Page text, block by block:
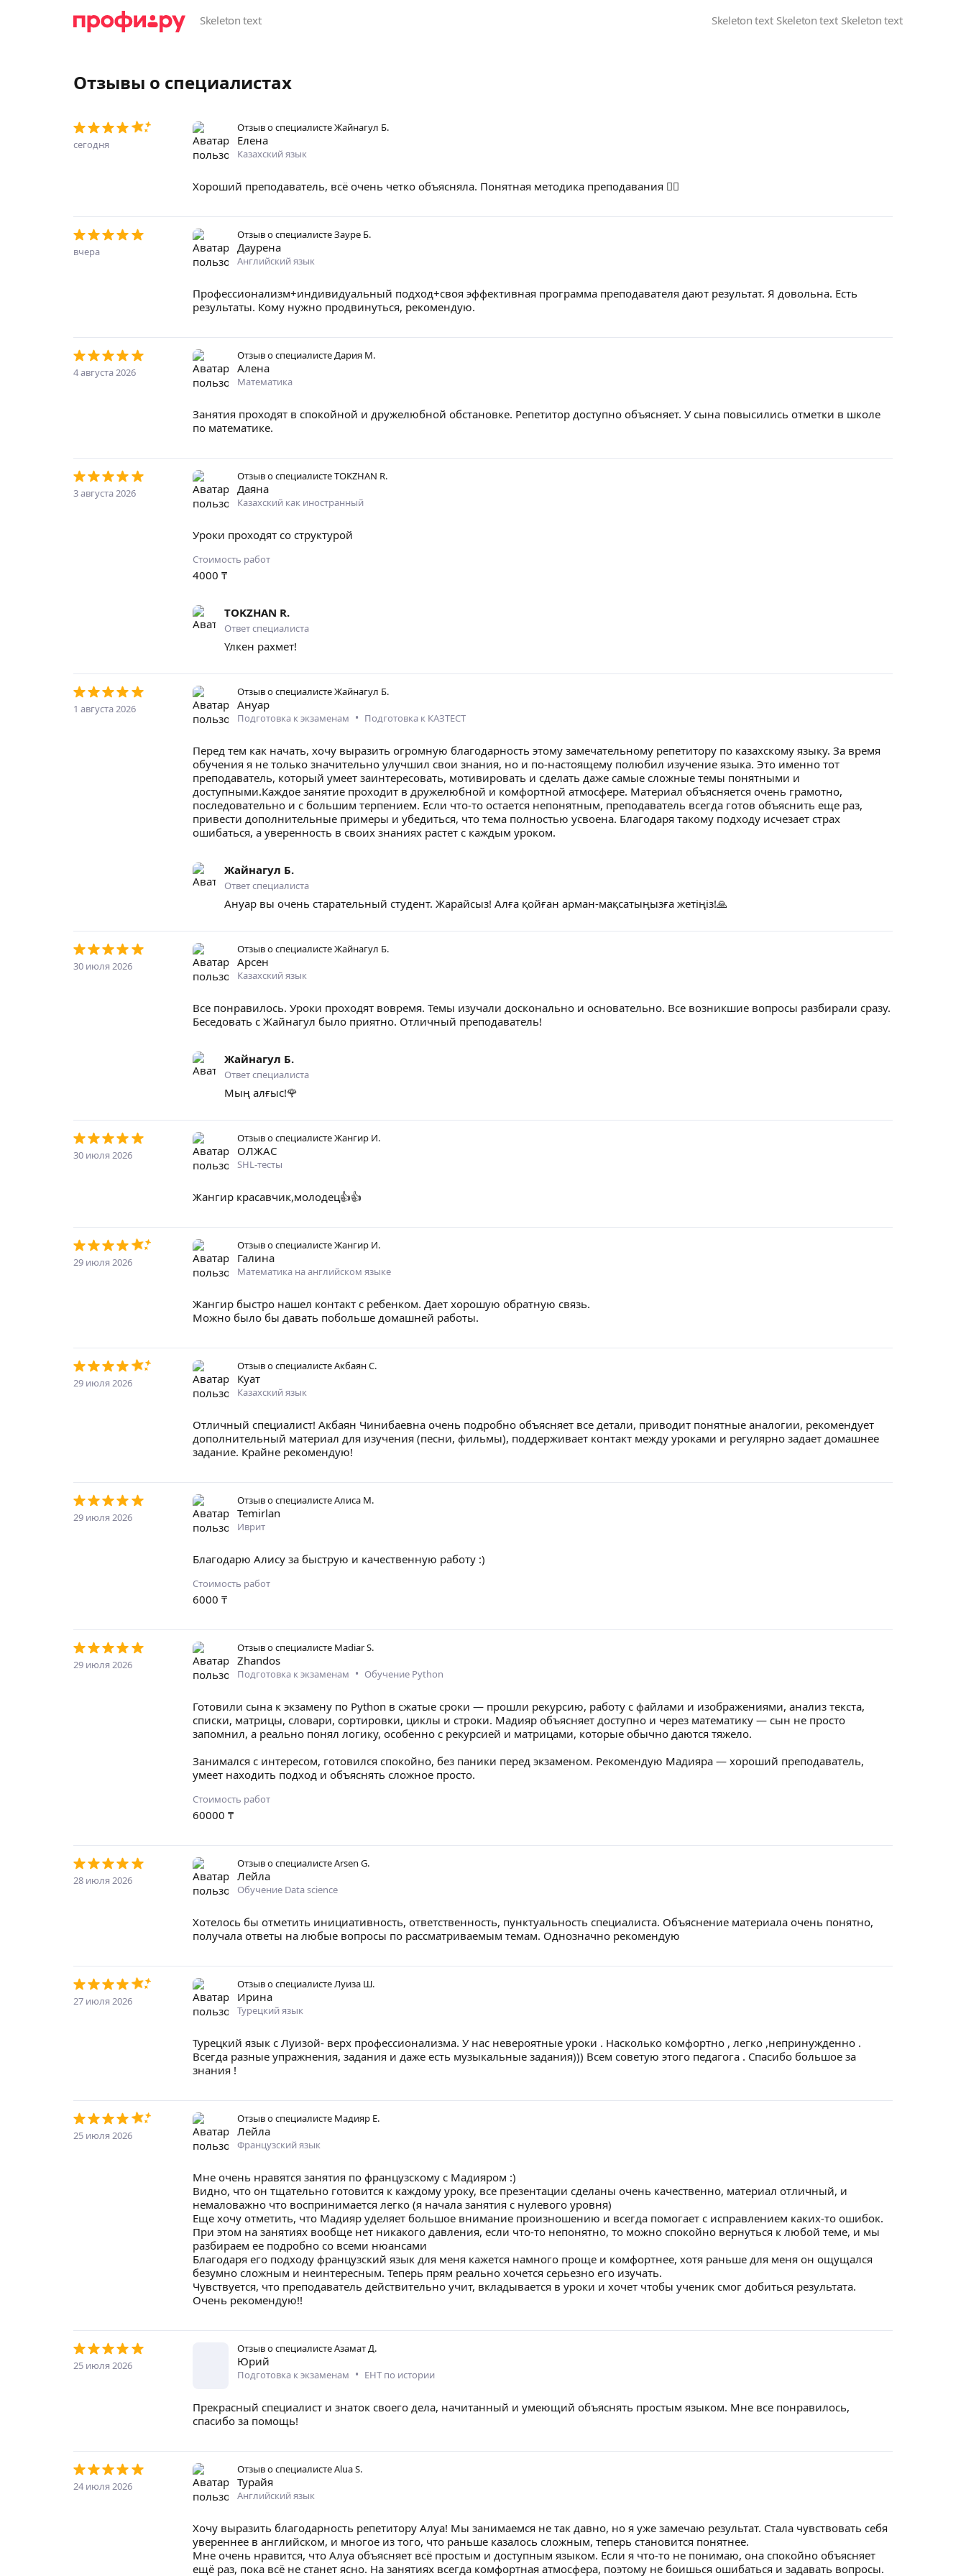
Отзывы о специалистах
сегодня
Отзыв о специалистеЖайнагул Б.
Елена
Казахский язык
Хороший преподаватель, всё очень четко объясняла. Понятная методика преподавания 👍🏻
вчера
Отзыв о специалистеЗауре Б.
Даурена
Английский язык
Профессионализм+индивидуальный подход+своя эффективная программа преподавателя дают результат. Я довольна. Есть
результаты. Кому нужно продвинуться, рекомендую.
4 августа 2026
Отзыв о специалистеДария М.
Алена
Математика
Занятия проходят в спокойной и дружелюбной обстановке. Репетитор доступно объясняет. У сына повысились отметки в школе
по математике.
3 августа 2026
Отзыв о специалистеTOKZHAN R.
Даяна
Казахский как иностранный
Уроки проходят со структурой
Стоимость работ
4000 ₸
TOKZHAN R.
Ответ специалиста
Үлкен рахмет!
1 августа 2026
Отзыв о специалистеЖайнагул Б.
Ануар
Подготовка к экзаменам • Подготовка к КАЗТЕСТ
Перед тем как начать, хочу выразить огромную благодарность этому замечательному репетитору по казахскому языку. За время
обучения я не только значительно улучшил свои знания, но и по-настоящему полюбил изучение языка. Это именно тот
преподаватель, который умеет заинтересовать, мотивировать и сделать даже самые сложные темы понятными и
доступными.Каждое занятие проходит в дружелюбной и комфортной атмосфере. Материал объясняется очень грамотно,
последовательно и с большим терпением. Если что-то остается непонятным, преподаватель всегда готов объяснить еще раз,
привести дополнительные примеры и убедиться, что тема полностью усвоена. Благодаря такому подходу исчезает страх
ошибаться, а уверенность в своих знаниях растет с каждым уроком.
Жайнагул Б.
Ответ специалиста
Ануар вы очень старательный студент. Жарайсыз! Алға қойған арман-мақсатыңызға жетіңіз!🙏
30 июля 2026
Отзыв о специалистеЖайнагул Б.
Арсен
Казахский язык
Все понравилось. Уроки проходят вовремя. Темы изучали досконально и основательно. Все возникшие вопросы разбирали сразу.
Беседовать с Жайнагул было приятно. Отличный преподаватель!
Жайнагул Б.
Ответ специалиста
Мың алғыс!🌹
30 июля 2026
Отзыв о специалистеЖангир И.
ОЛЖАС
SHL-тесты
Жангир красавчик,молодец👍👍
29 июля 2026
Отзыв о специалистеЖангир И.
Галина
Математика на английском языке
Жангир быстро нашел контакт с ребенком. Дает хорошую обратную связь.
Можно было бы давать побольше домашней работы.
29 июля 2026
Отзыв о специалистеАкбаян С.
Куат
Казахский язык
Отличный специалист! Акбаян Чинибаевна очень подробно объясняет все детали, приводит понятные аналогии, рекомендует
дополнительный материал для изучения (песни, фильмы), поддерживает контакт между уроками и регулярно задает домашнее
задание. Крайне рекомендую!
29 июля 2026
Отзыв о специалистеАлиса М.
Temirlan
Иврит
Благодарю Алису за быструю и качественную работу :)
Стоимость работ
6000 ₸
29 июля 2026
Отзыв о специалисте Madiar S.
Zhandos
Подготовка к экзаменам • Обучение Python
Готовили сына к экзамену по Python в сжатые сроки — прошли рекурсию, работу с файлами и изображениями, анализ текста,
списки, матрицы, словари, сортировки, циклы и строки. Мадияр объясняет доступно и через математику — сын не просто
запомнил, а реально понял логику, особенно с рекурсией и матрицами, которые обычно даются тяжело.
Занимался с интересом, готовился спокойно, без паники перед экзаменом. Рекомендую Мадияра — хороший преподаватель,
умеет находить подход и объяснять сложное просто.
Стоимость работ
60000 ₸
28 июля 2026
Отзыв о специалистеArsen G.
Лейла
Обучение Data science
Хотелось бы отметить инициативность, ответственность, пунктуальность специалиста. Объяснение материала очень понятно,
получала ответы на любые вопросы по рассматриваемым темам. Однозначно рекомендую
27 июля 2026
Отзыв о специалистеЛуиза Ш.
Ирина
Турецкий язык
Турецкий язык с Луизой- верх профессионализма. У нас невероятные уроки . Насколько комфортно , легко ,непринужденно .
Всегда разные упражнения, задания и даже есть музыкальные задания))) Всем советую этого педагога . Спасибо большое за
знания !
25 июля 2026
Отзыв о специалисте Мадияр Е.
Лейла
Французский язык
Мне очень нравятся занятия по французскому с Мадияром :)
Видно, что он тщательно готовится к каждому уроку, все презентации сделаны очень качественно, материал отличный, и
немаловажно что воспринимается легко (я начала занятия с нулевого уровня)
Еще хочу отметить, что Мадияр уделяет большое внимание произношению и всегда помогает с исправлением каких-то ошибок.
При этом на занятиях вообще нет никакого давления, если что-то непонятно, то можно спокойно вернуться к любой теме, и мы
разбираем ее подробно со всеми нюансами
Благодаря его подходу французский язык для меня кажется намного проще и комфортнее, хотя раньше для меня он ощущался
безумно сложным и неинтересным. Теперь прям реально хочется серьезно его изучать.
Чувствуется, что преподаватель действительно учит, вкладывается в уроки и хочет чтобы ученик смог добиться результата.
Очень рекомендую!!
25 июля 2026
Отзыв о специалистеАзамат Д.
Юрий
Подготовка к экзаменам • ЕНТ по истории
Прекрасный специалист и знаток своего дела, начитанный и умеющий объяснять простым языком. Мне все понравилось,
спасибо за помощь!
24 июля 2026
Отзыв о специалистеAlua S.
Турайя
Английский язык
Хочу выразить благодарность репетитору Алуа! Мы занимаемся не так давно, но я уже замечаю результат. Стала чувствовать себя
увереннее в английском, и многое из того, что раньше казалось сложным, теперь становится понятнее.
Мне очень нравится, что Алуа объясняет всё простым и доступным языком. Если я что-то не понимаю, она спокойно объясняет
ещё раз, пока всё не станет ясно. На занятиях всегда комфортная атмосфера, поэтому не боишься ошибаться и задавать вопросы.